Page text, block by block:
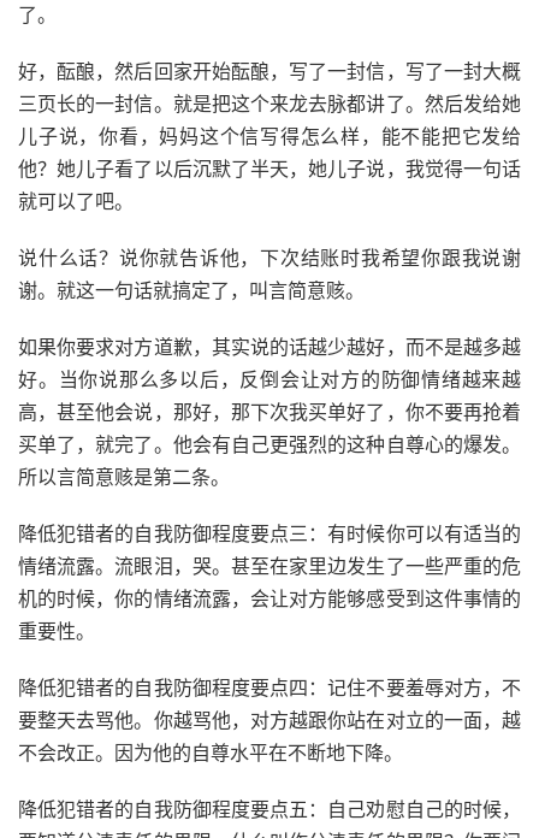
了。
好，酝酿，然后回家开始酝酿，写了一封信，写了一封大概
三页长的一封信。就是把这个来龙去脉都讲了。然后发给她
儿子说，你看，妈妈这个信写得怎么样，能不能把它发给
他？她儿子看了以后沉默了半天，她儿子说，我觉得一句话
就可以了吧。
说什么话？说你就告诉他，下次结账时我希望你跟我说谢
谢。就这一句话就搞定了，叫言简意赅。
如果你要求对方道歉，其实说的话越少越好，而不是越多越
好。当你说那么多以后，反倒会让对方的防御情绪越来越
高，甚至他会说，那好，那下次我买单好了，你不要再抢着
买单了，就完了。他会有自己更强烈的这种自尊心的爆发。
所以言简意赅是第二条。
降低犯错者的自我防御程度要点三：有时候你可以有适当的
情绪流露。流眼泪，哭。甚至在家里边发生了一些严重的危
机的时候，你的情绪流露，会让对方能够感受到这件事情的
重要性。
降低犯错者的自我防御程度要点四：记住不要羞辱对方，不
要整天去骂他。你越骂他，对方越跟你站在对立的一面，越
不会改正。因为他的自尊水平在不断地下降。
降低犯错者的自我防御程度要点五：自己劝慰自己的时候，